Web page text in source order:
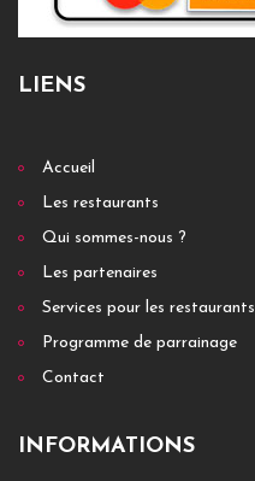
LIENS
Accueil
Les restaurants
Qui sommes-nous ?
Les partenaires
Services pour les restaurants
Programme de parrainage
Contact
INFORMATIONS